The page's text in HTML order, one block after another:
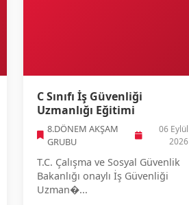
C Sınıfı İş Güvenliği
Uzmanlığı Eğitimi
8.DÖNEM AKŞAM
GRUBU
06 Eylül
2026
T.C. Çalışma ve Sosyal Güvenlik
Bakanlığı onaylı İş Güvenliği
Uzman�...